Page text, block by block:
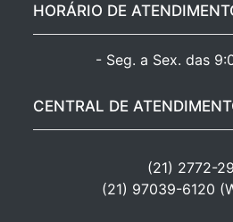
HORÁRIO DE
- Seg. a Sex. das
CENTRAL DE
(21) 2772-
(21) 97039-6120